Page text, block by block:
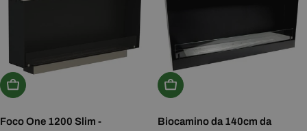
Scegli Le Opzioni
Foco One 1200 Slim -
Aggiungi Al Carrello
Biocamino da 140cm da